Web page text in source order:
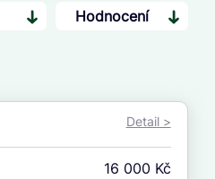
Hodnocení
Detail >
16 000 Kč